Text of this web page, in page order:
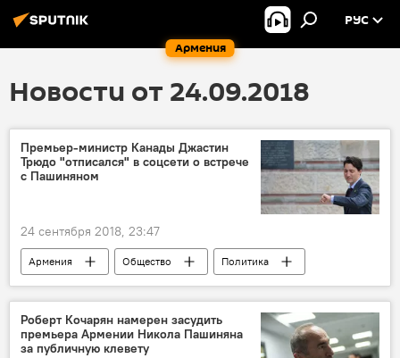
Армения
РУС
Новости от 24.09.2018
Премьер-министр Канады Джастин
Трюдо "отписался" в соцсети о встрече
с Пашиняном
24 сентября 2018, 23:47
Армения Общество
Политика
Канада
Пашинян Никол
Джастин Трюдо
Новости Армения
встреча
премьер-министр
Роберт Кочарян намерен засудить
премьера Армении Никола Пашиняна
за публичную клевету